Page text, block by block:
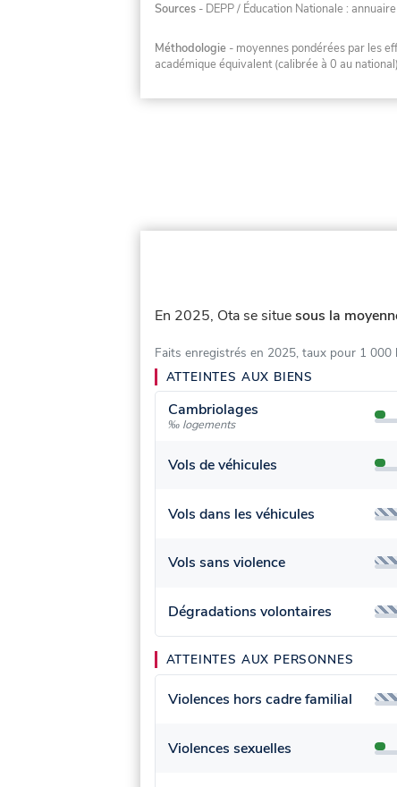
Sources - DEPP / Éducation Nationale :
Méthodologie - moyennes pondérées par les
académique équivalent (calibrée à 0 au
En 2025, Ota se situesous la
Faits enregistrés en 2025, taux pour 1 000
ATTEINTES AUX BIENS
Cambriolages
‰ logements
Vols de véhicules
Vols dans les véhicules
Vols sans violence
Dégradations volontaires
ATTEINTES AUX PERSONNES
Violences hors cadre familial
Violences sexuelles